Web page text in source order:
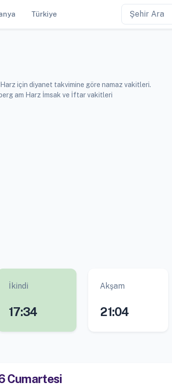
Türkiye
için diyanet takvimine göre namaz vakitleri.
am Harz İmsak ve İftar vakitleri
İkindi
17:34
Akşam
21:04
Cumartesi